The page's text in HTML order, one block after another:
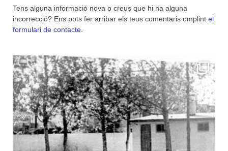
Tens alguna informació nova o creus que hi ha alguna
incorrecció? Ens pots fer arribar els teus comentaris omplint el
formulari de contacte